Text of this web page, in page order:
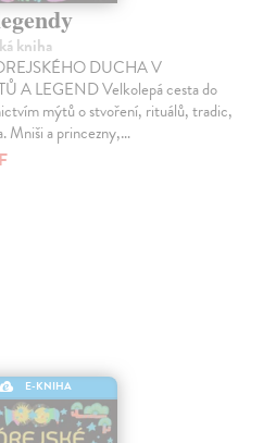
kniha
DUCHA V
A LEGEND Velkolepá cesta do
mýtů o stvoření, rituálů, tradic,
Mniši a princezny,…
E-KNIHA